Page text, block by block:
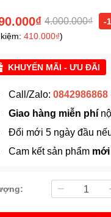
4.000.000₫
-
kiệm:410.000₫)
KHUYẾN MÃI - ƯU ĐÃI
Call/Zalo:0842986868
Giao hàng miễn phí
Đổi mới 5 ngày đầu
Cam kết sản phẩm